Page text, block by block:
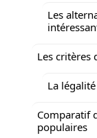
Les
Les critères
La
Comparatif
populaires